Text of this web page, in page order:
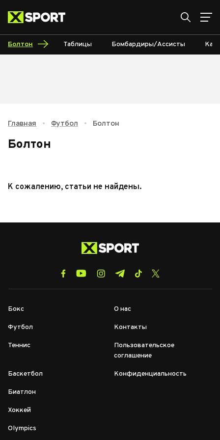
Болтон Таблицы Бомбардиры/Ассисты
Главная • Футбол • Болтон
Болтон
К сожалению, статьи не найдены.
Бокс
Футбол
Теннис
Баскетбол
Биатлон
Хоккей
Olympics
О нас
Контакты
Пользовательское
соглашение
Конфиденциальность